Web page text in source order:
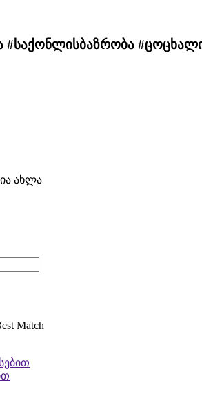
#საქონლისბაზრობა
ახლა
Match